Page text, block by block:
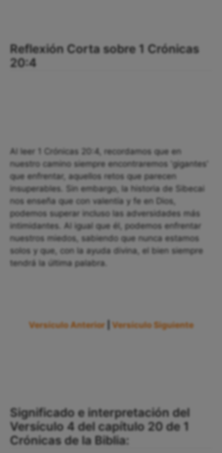
Reflexión Corta sobre 1 Crónicas
20:4
Al leer 1 Crónicas 20:4, recordamos que en
nuestro camino siempre encontraremos 'gigantes'
que enfrentar, aquellos retos que parecen
insuperables. Sin embargo, la historia de Sibecai
nos enseña que con valentía y fe en Dios,
podemos superar incluso las adversidades más
intimidantes. Al igual que él, podemos enfrentar
nuestros miedos, sabiendo que nunca estamos
solos y que, con la ayuda divina, el bien siempre
tendrá la última palabra.
Versículo Anterior Versículo Siguiente
Significado e interpretación del
Versículo 4 del capítulo 20 de 1
Crónicas de la Biblia: